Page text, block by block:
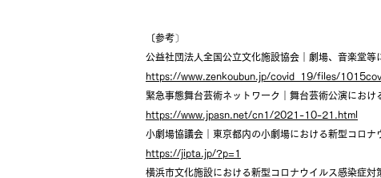
〔参考〕
公益社団法人全国公立文化施設協会｜劇場、音楽堂
https://www.zenkoubun.jp/covid_19/files/
緊急事態舞台芸術ネットワーク｜舞台芸術公演にお
https://www.jpasn.net/cn1/2021-10-21.html
小劇場協議会｜東京都内の小劇場における新型コロ
https://jipta.jp/?p=1
横浜市文化施設における新型コロナウイルス感染症対